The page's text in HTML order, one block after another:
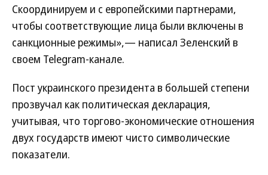
Скоординируем и с европейскими партнерами,
чтобы соответствующие лица были включены в
санкционные режимы»,— написал Зеленский в
своем Telegram-канале.
Пост украинского президента в большей степени
прозвучал как политическая декларация,
учитывая, что торгово-экономические отношения
двух государств имеют чисто символические
показатели.